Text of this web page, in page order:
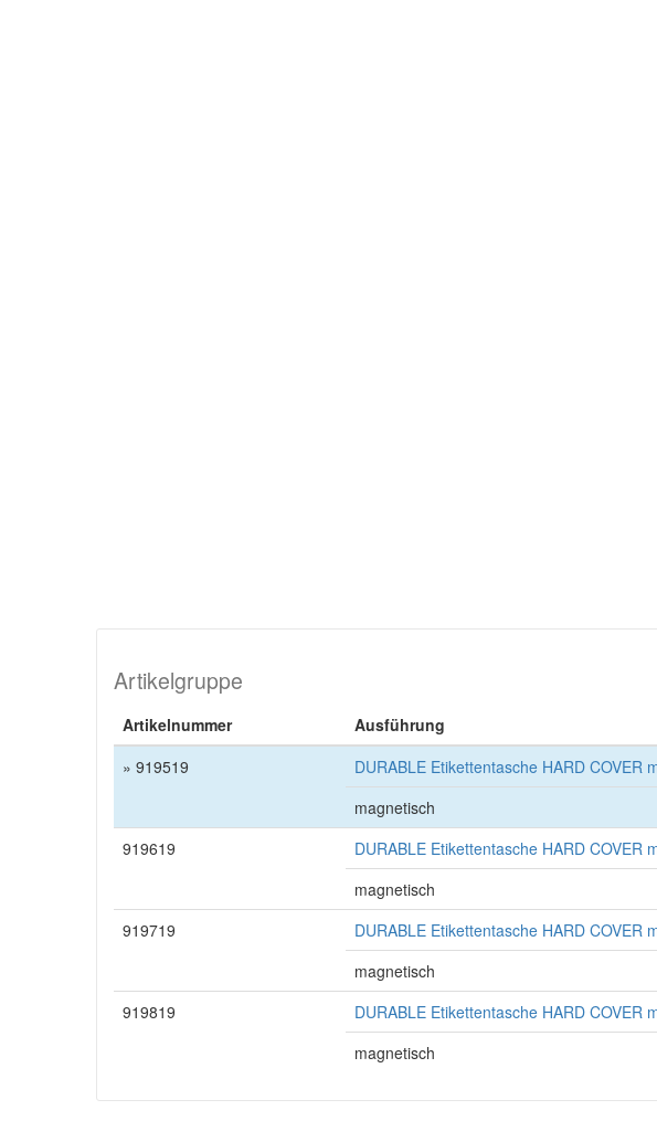
Artikelgruppe
Artikelnummer Ausführung
» 919519
DURABLE Etikettentasche HARD COVER
magnetisch
919619
DURABLE Etikettentasche HARD COVER
magnetisch
919719
DURABLE Etikettentasche HARD COVER
magnetisch
919819
DURABLE Etikettentasche HARD COVER
magnetisch